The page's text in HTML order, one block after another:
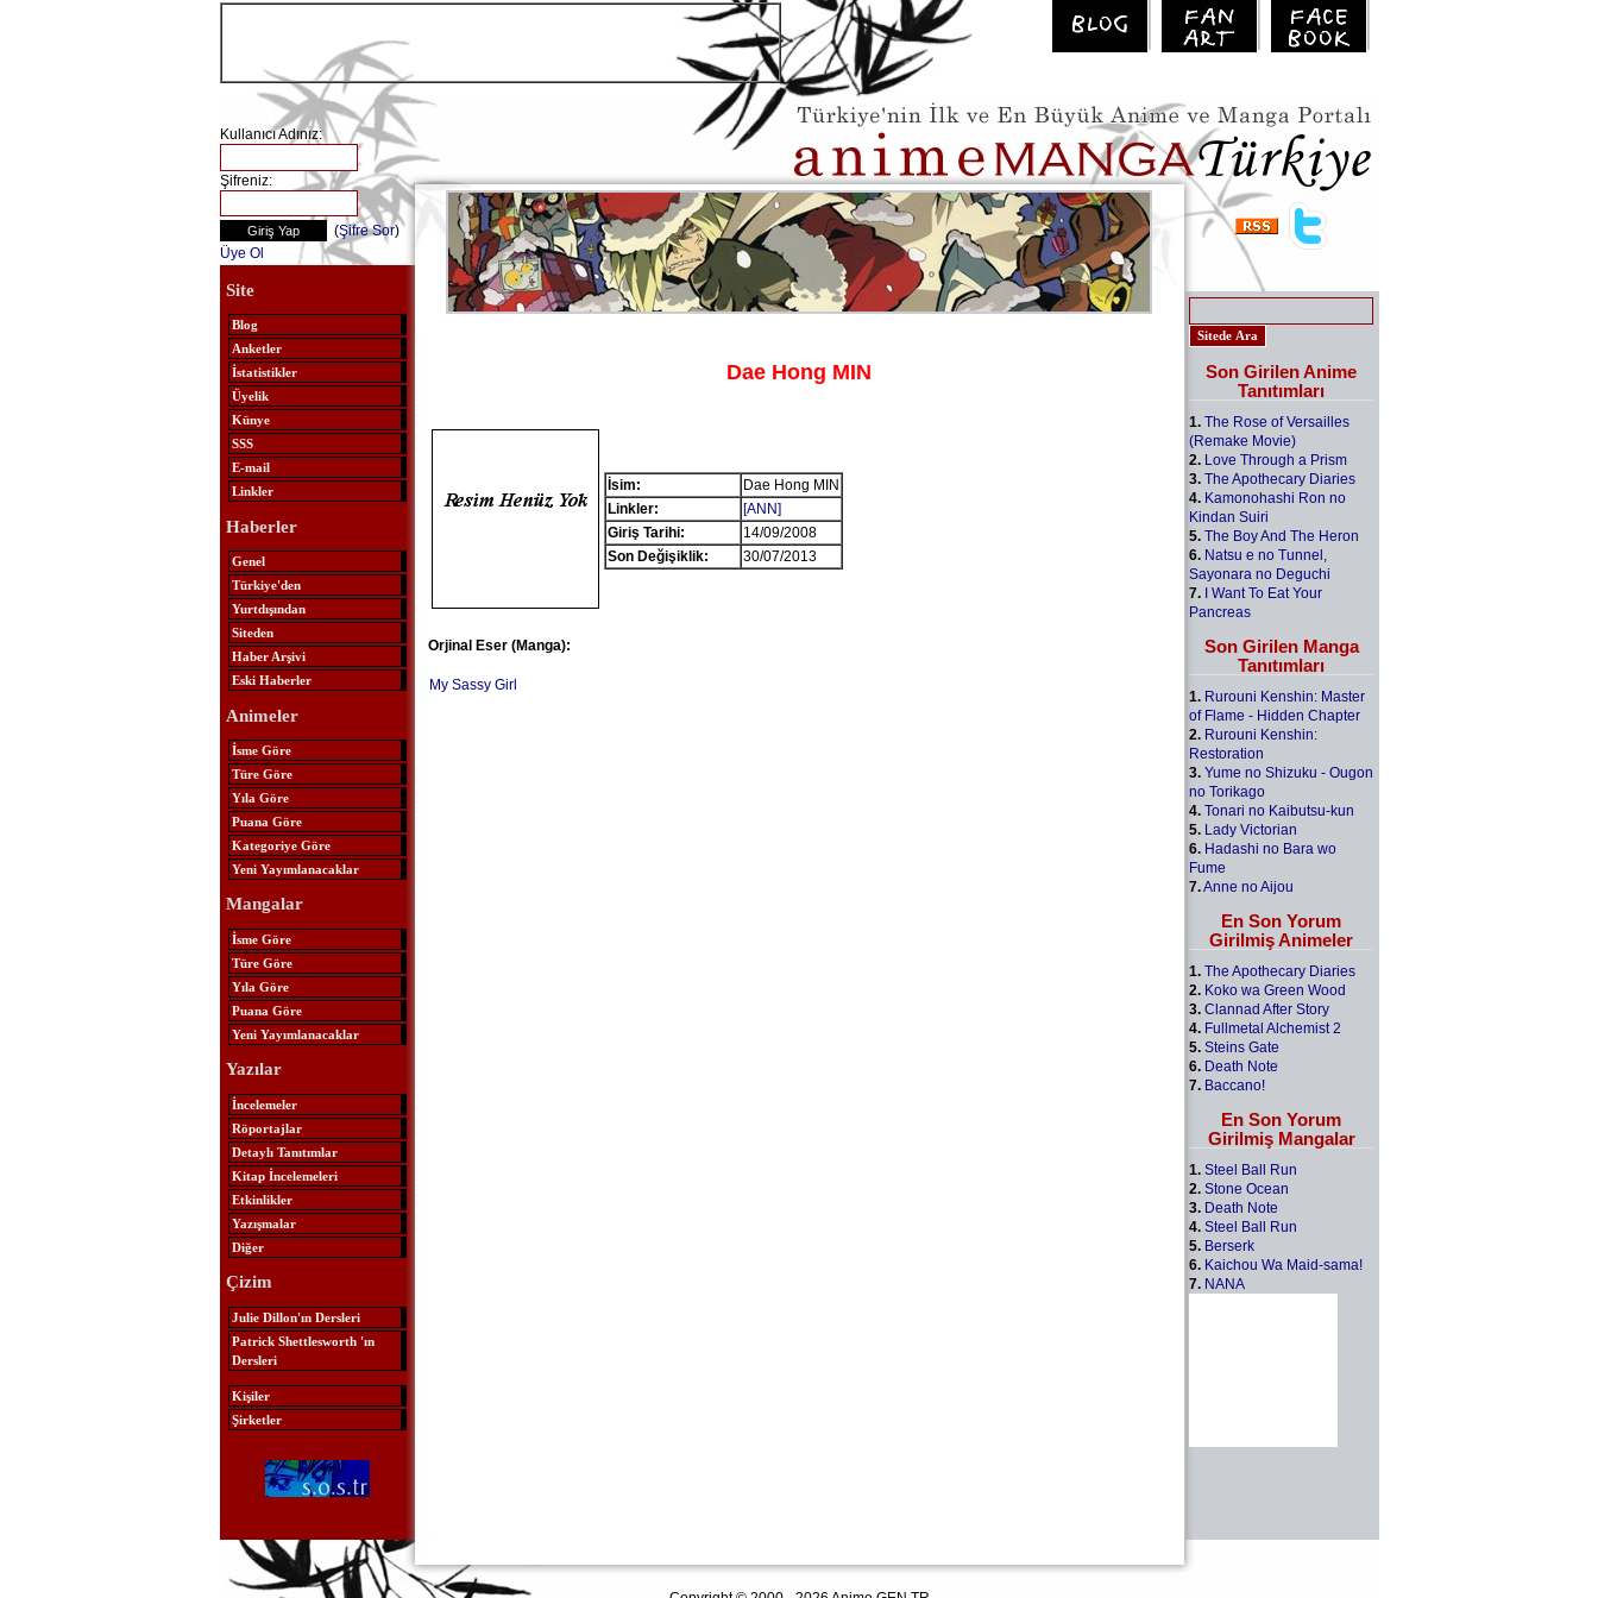
Kullanıcı Adınız:
Şifreniz:
(Şifre Sor)
Üye Ol
Site
Blog
Anketler
İstatistikler
Üyelik
Künye
SSS
E-mail
Linkler
Haberler
Genel
Türkiye'den
Yurtdışından
Siteden
Haber Arşivi
Eski Haberler
Animeler
İsme Göre
Türe Göre
Yıla Göre
Puana Göre
Kategoriye Göre
Yeni Yayımlanacaklar
Mangalar
İsme Göre
Türe Göre
Yıla Göre
Puana Göre
Yeni Yayımlanacaklar
Yazılar
İncelemeler
Röportajlar
Detaylı Tanıtımlar
Kitap İncelemeleri
Etkinlikler
Yazışmalar
Diğer
Çizim
Julie Dillon'ın Dersleri
Patrick Shettlesworth 'ın
Dersleri
Kişiler
Şirketler
Dae Hong MIN
İsim:
Dae Hong MIN
Linkler:
[ANN]
Giriş Tarihi:
14/09/2008
Son Değişiklik:
30/07/2013
Orjinal Eser (Manga):
My Sassy Girl
Son Girilen Anime
Tanıtımları
1. The Rose of Versailles
(Remake Movie)
2. Love Through a Prism
3. The Apothecary Diaries
4. Kamonohashi Ron no
Kindan Suiri
5. The Boy And The Heron
6. Natsu e no Tunnel,
Sayonara no Deguchi
7. I Want To Eat Your
Pancreas
Son Girilen Manga
Tanıtımları
1. Rurouni Kenshin: Master
of Flame - Hidden Chapter
2. Rurouni Kenshin:
Restoration
3. Yume no Shizuku - Ougon
no Torikago
4. Tonari no Kaibutsu-kun
5. Lady Victorian
6. Hadashi no Bara wo
Fume
7.Anne no Aijou
En Son Yorum
Girilmiş Animeler
1. The Apothecary Diaries
2. Koko wa Green Wood
3. Clannad After Story
4. Fullmetal Alchemist 2
5. Steins Gate
6. Death Note
7. Baccano!
En Son Yorum
Girilmiş Mangalar
1. Steel Ball Run
2. Stone Ocean
3. Death Note
4. Steel Ball Run
5. Berserk
6. Kaichou Wa Maid-sama!
7. NANA